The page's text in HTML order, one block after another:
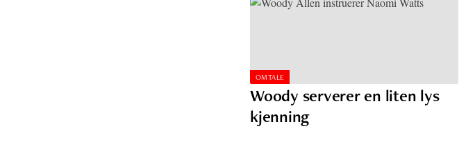
OMTALE
Woody serverer en liten lys
kjenning